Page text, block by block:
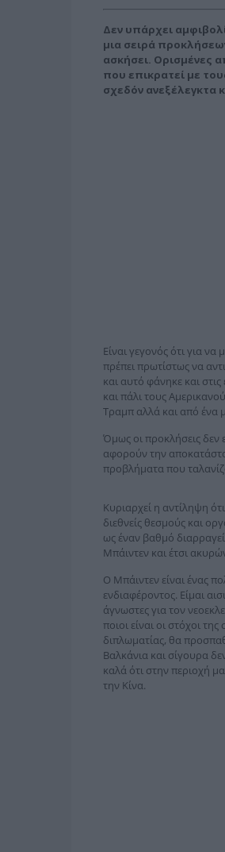
Δεν υπάρχει
μια σειρά
ασκήσει. Ορισμένες
που επικρατεί με
σχεδόν ανεξέλε­γκτα
Είναι γεγονός ότι για
πρέπει πρωτίστως να
και αυτό φάνηκε και
και πάλι τους
Τραμπ αλλά και από ένα
Όμως οι προκλήσεις δεν
αφορούν την
προβλήματα που
Κυριαρχεί η αντίληψη
διεθνείς θεσμούς και
ως έναν βαθμό
Μπάιντεν και έτσι
Ο Μπάιντεν είναι ένας
ενδιαφέροντος. Είμαι
άγνωστες για τον
ποιοι είναι οι στόχοι
διπλωματίας, θα
Βαλκάνια και σίγουρα
καλά ότι στην περιοχή
την Κίνα.